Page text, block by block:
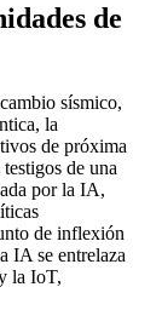
de
sísmico,
la
de próxima
de una
por la IA,
de inflexión
IA se entrelaza
la IoT,